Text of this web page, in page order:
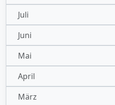
Juli
Juni
Mai
April
März